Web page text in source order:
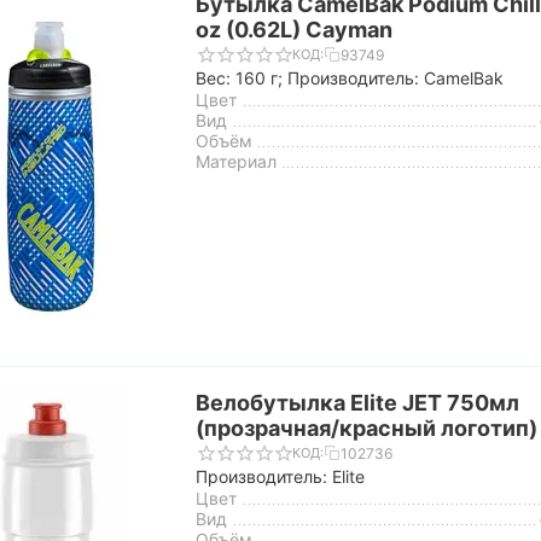
oz (0.62L) Cayman
КОД: 93749
Вес: 160 г; Производитель: CamelBak
Цвет
Вид
Объём
Материал
Велобутылка Elite JET 750мл
(прозрачная/красный логотип)
КОД: 102736
Производитель: Elite
Цвет
Вид